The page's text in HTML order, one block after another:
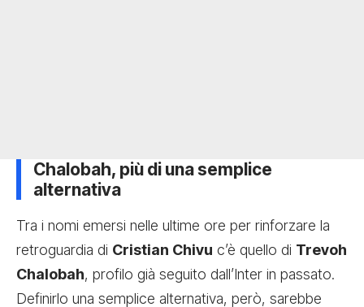
Chalobah, più di una semplice
alternativa
Tra i nomi emersi nelle ultime ore per rinforzare la
retroguardia di Cristian Chivu c’è quello di Trevoh
Chalobah, profilo già seguito dall’Inter in passato.
Definirlo una semplice alternativa, però, sarebbe